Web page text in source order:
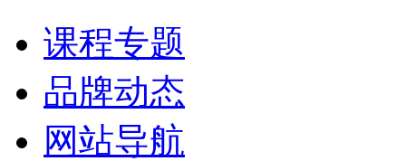
课程专题
品牌动态
网站导航